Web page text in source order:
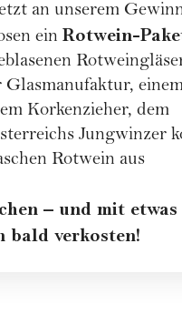
an unserem
ein Rotwein-
Korkenzieher, dem
Jungwinzer
Rotwein aus
– und mit etwas
bald verkosten!